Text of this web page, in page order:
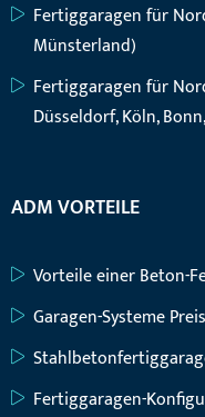
Fertiggaragen für
Münsterland)
Fertiggaragen für
Düsseldorf, Köln,
ADM VORTEILE
Vorteile einer Beton-
Garagen-Systeme
Fertiggaragen-